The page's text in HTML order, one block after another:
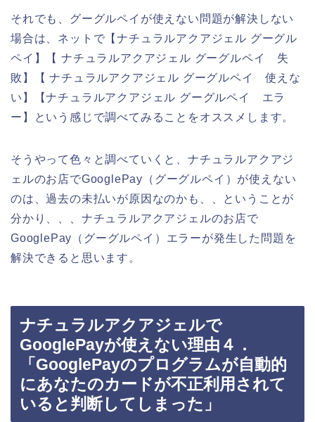
それでも、グーグルペイが使えない問題が解決しない
場合は、ネットで【ナチュラルアクアジェル グーグル
ペイ】【 ナチュラルアクアジェル グーグルペイ 失
敗】【 ナチュラルアクアジェル グーグルペイ 使えな
い】【ナチュラルアクアジェル グーグルペイ エラ
ー】という感じで調べてみることをオススメします。
そうやって色々と調べていくと、ナチュラルアクアジ
ェルのお店でGooglePay（グーグルペイ）が使えない
のは、過去の未払いが原因なのかも、、ということが
分かり、、、ナチュラルアクアジェルのお店で
GooglePay（グーグルペイ）エラーが発生した問題を
解決できると思います。
ナチュラルアクアジェルで
GooglePayが使えない理由４．
「GooglePayのプログラムが自動的
にあなたのカードが不正利用されて
いると判断してしまった」